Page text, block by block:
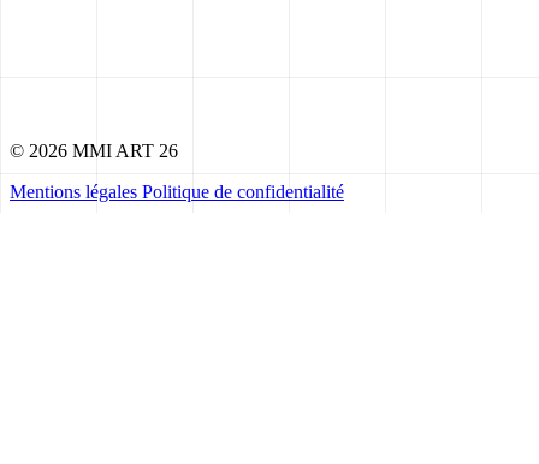
© 2026 MMI ART 26
Mentions légales Politique de confidentialité